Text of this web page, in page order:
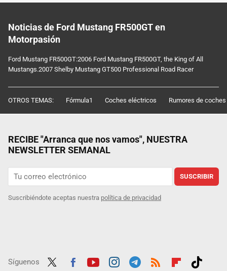
Noticias de Ford Mustang FR500GT en
Motorpasión
Ford Mustang FR500GT:2006 Ford Mustang FR500GT, the King of All
Mustangs.2007 Shelby Mustang GT500 Professional Road Racer
OTROS TEMAS: Fórmula1 Coches eléctricos Rumores de coches
RECIBE "Arranca que nos vamos", NUESTRA
NEWSLETTER SEMANAL
SUSCRIBIR
Suscribiéndote aceptas nuestra política de privacidad
Síguenos